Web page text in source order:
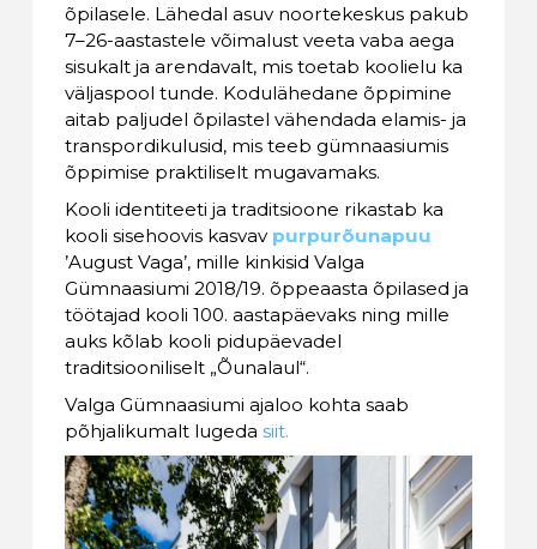
õpilasele. Lähedal asuv noortekeskus pakub
7–26-aastastele võimalust veeta vaba aega
sisukalt ja arendavalt, mis toetab koolielu ka
väljaspool tunde. Kodulähedane õppimine
aitab paljudel õpilastel vähendada elamis- ja
transpordikulusid, mis teeb gümnaasiumis
õppimise praktiliselt mugavamaks.
Kooli identiteeti ja traditsioone rikastab ka
kooli sisehoovis kasvav purpurõunapuu
’August Vaga’, mille kinkisid Valga
Gümnaasiumi 2018/19. õppeaasta õpilased ja
töötajad kooli 100. aastapäevaks ning mille
auks kõlab kooli pidupäevadel
traditsiooniliselt „Õunalaul“.
Valga Gümnaasiumi ajaloo kohta saab
põhjalikumalt lugeda siit.